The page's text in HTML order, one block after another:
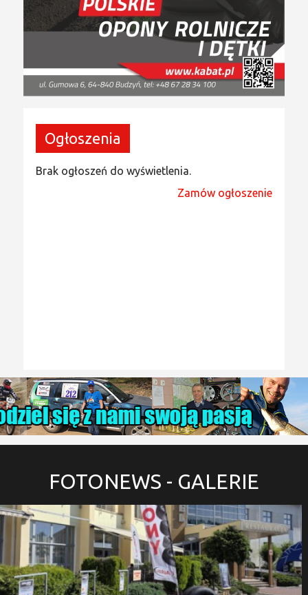
Ogłoszenia
Brak ogłoszeń do wyświetlenia.
Zamów ogłoszenie
FOTONEWS - GALERIE